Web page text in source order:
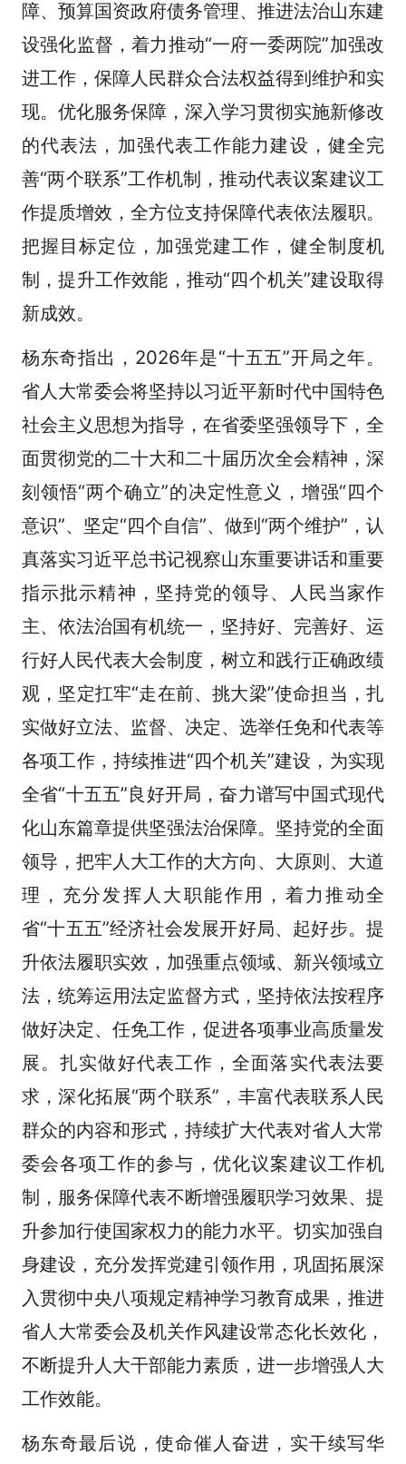
障、预算国资政府债务管理、推进法治山东建
设强化监督，着力推动“一府一委两院”加强改
进工作，保障人民群众合法权益得到维护和实
现。优化服务保障，深入学习贯彻实施新修改
的代表法，加强代表工作能力建设，健全完
善“两个联系”工作机制，推动代表议案建议工
作提质增效，全方位支持保障代表依法履职。
把握目标定位，加强党建工作，健全制度机
制，提升工作效能，推动“四个机关”建设取得
新成效。
杨东奇指出，2026年是“十五五”开局之年。
省人大常委会将坚持以习近平新时代中国特色
社会主义思想为指导，在省委坚强领导下，全
面贯彻党的二十大和二十届历次全会精神，深
刻领悟“两个确立”的决定性意义，增强“四个
意识”、坚定“四个自信”、做到“两个维护”，认
真落实习近平总书记视察山东重要讲话和重要
指示批示精神，坚持党的领导、人民当家作
主、依法治国有机统一，坚持好、完善好、运
行好人民代表大会制度，树立和践行正确政绩
观，坚定扛牢“走在前、挑大梁”使命担当，扎
实做好立法、监督、决定、选举任免和代表等
各项工作，持续推进“四个机关”建设，为实现
全省“十五五”良好开局，奋力谱写中国式现代
化山东篇章提供坚强法治保障。坚持党的全面
领导，把牢人大工作的大方向、大原则、大道
理，充分发挥人大职能作用，着力推动全
省“十五五”经济社会发展开好局、起好步。提
升依法履职实效，加强重点领域、新兴领域立
法，统筹运用法定监督方式，坚持依法按程序
做好决定、任免工作，促进各项事业高质量发
展。扎实做好代表工作，全面落实代表法要
求，深化拓展“两个联系”，丰富代表联系人民
群众的内容和形式，持续扩大代表对省人大常
委会各项工作的参与，优化议案建议工作机
制，服务保障代表不断增强履职学习效果、提
升参加行使国家权力的能力水平。切实加强自
身建设，充分发挥党建引领作用，巩固拓展深
入贯彻中央八项规定精神学习教育成果，推进
省人大常委会及机关作风建设常态化长效化，
不断提升人大干部能力素质，进一步增强人大
工作效能。
杨东奇最后说，使命催人奋进，实干续写华